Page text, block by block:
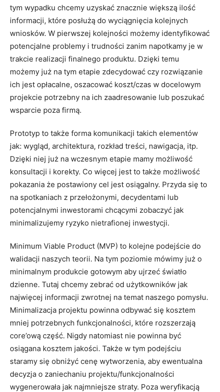
tym wypadku chcemy uzyskać znacznie większą ilość
informacji, które posłużą do wyciągnięcia kolejnych
wniosków. W pierwszej kolejności możemy identyfikować
potencjalne problemy i trudności zanim napotkamy je w
trakcie realizacji finalnego produktu. Dzięki temu
możemy już na tym etapie zdecydować czy rozwiązanie
ich jest opłacalne, oszacować koszt/czas w docelowym
projekcie potrzebny na ich zaadresowanie lub poszukać
wsparcie poza firmą.
Prototyp to także forma komunikacji takich elementów
jak: wygląd, architektura, rozkład treści, nawigacja, itp.
Dzięki niej już na wczesnym etapie mamy możliwość
konsultacji i korekty. Co więcej jest to także możliwość
pokazania że postawiony cel jest osiągalny. Przyda się to
na spotkaniach z przełożonymi, decydentami lub
potencjalnymi inwestorami chcącymi zobaczyć jak
minimalizujemy ryzyko nietrafionej inwestycji.
Minimum Viable Product (MVP) to kolejne podejście do
walidacji naszych teorii. Na tym poziomie mówimy już o
minimalnym produkcie gotowym aby ujrzeć światło
dzienne. Tutaj chcemy zebrać od użytkowników jak
najwięcej informacji zwrotnej na temat naszego pomysłu.
Minimalizacja projektu powinna odbywać się kosztem
mniej potrzebnych funkcjonalności, które rozszerzają
core’ową część. Nigdy natomiast nie powinna być
osiągana kosztem jakości. Także w tym podejściu
staramy się obniżyć cenę wytworzenia, aby ewentualna
decyzja o zaniechaniu projektu/funkcjonalności
wygenerowała jak najmniejsze straty. Poza weryfikacją